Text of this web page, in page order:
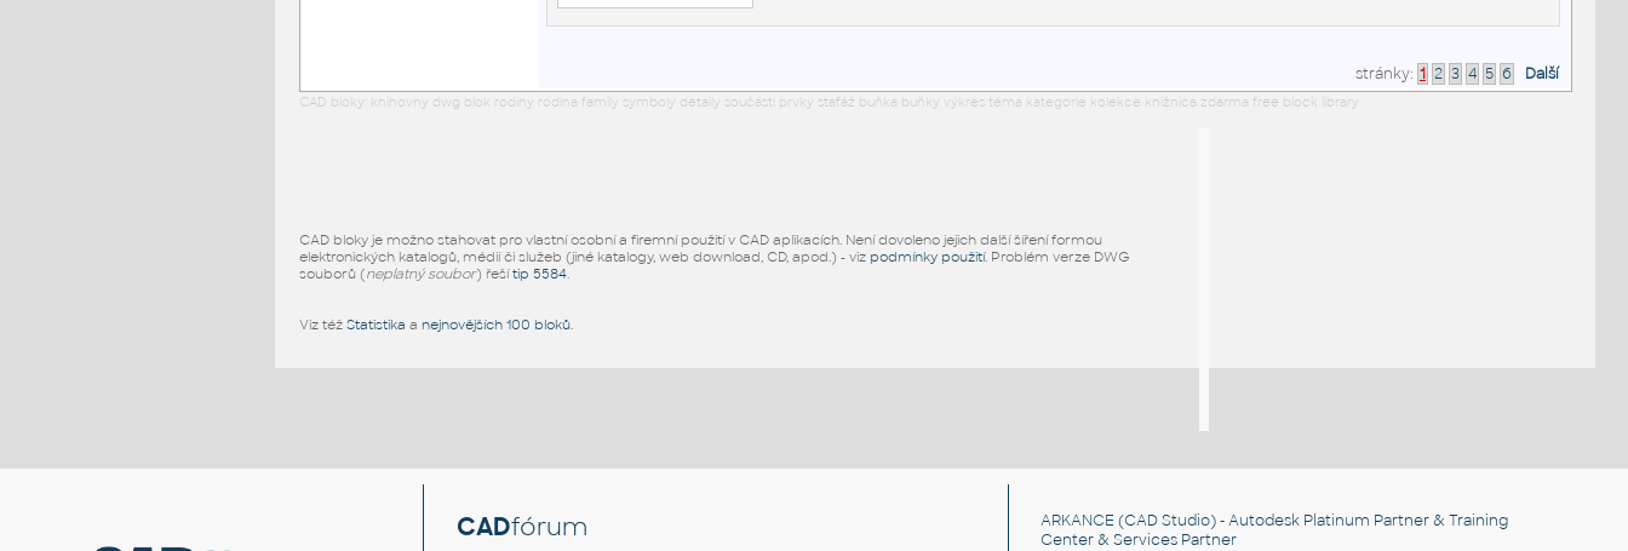
stránky: 1 2 3 4 5 6 Další
CAD bloky: knihovny dwg blok rodiny rodina family symboly detaily součásti prvky stafáž buňka buňky výkres téma kategorie kolekce knižnica zdarma free block library
CAD bloky je možno stahovat pro vlastní osobní a firemní použití v CAD aplikacích. Není dovoleno jejich další šíření formou
elektronických katalogů, médií či služeb (jiné katalogy, web download, CD, apod.) - viz podmínky použití. Problém verze DWG
souborů (neplatný soubor) řešítip 5584.
Viz též Statistika a nejnovějších 100 bloků.
CADfórum ARKANCE (CAD Studio) - Autodesk Platinum Partner & Training
Center & Services Partner